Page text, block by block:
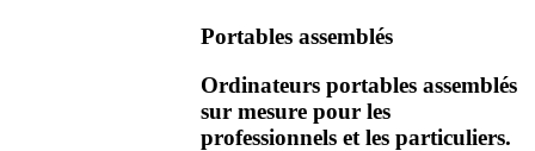
Portables assemblés
Ordinateurs portables assemblés
sur mesure pour les
professionnels et les particuliers.